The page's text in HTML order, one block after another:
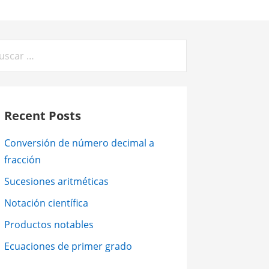
Recent Posts
Conversión de número decimal a
fracción
Sucesiones aritméticas
Notación científica
Productos notables
Ecuaciones de primer grado